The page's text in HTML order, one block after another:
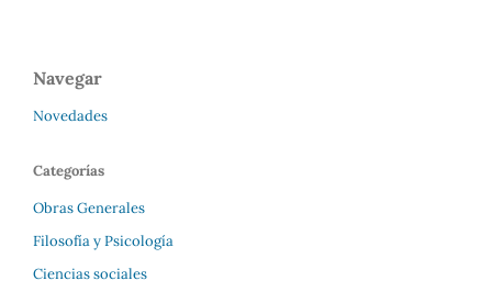
Navegar
Novedades
Categorías
Obras Generales
Filosofía y Psicología
Ciencias sociales